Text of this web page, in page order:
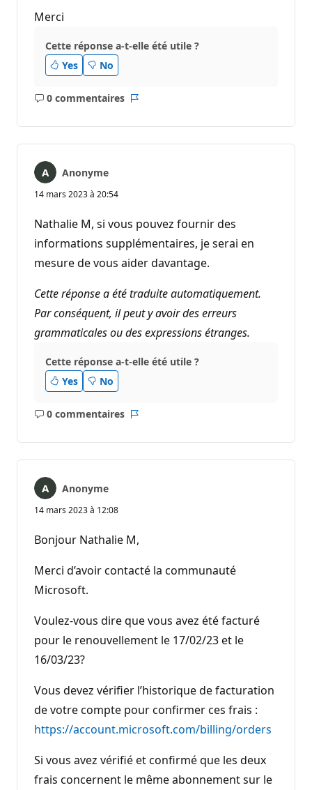
Merci
Cette réponse a-t-elle été utile ?
Yes
No
0 commentaires
Aucun
Anonyme
14 mars 2023 à 20:54
Nathalie M, si vous pouvez fournir des
informations supplémentaires, je serai en
mesure de vous aider davantage.
Cette réponse a été traduite automatiquement.
Par conséquent, il peut y avoir des erreurs
grammaticales ou des expressions étranges.
Cette réponse a-t-elle été utile ?
Yes
No
0 commentaires
Aucun
Anonyme
14 mars 2023 à 12:08
Bonjour Nathalie M,
Merci d’avoir contacté la communauté
Microsoft.
Voulez-vous dire que vous avez été facturé
pour le renouvellement le 17/02/23 et le
16/03/23?
Vous devez vérifier l’historique de facturation
de votre compte pour confirmer ces frais :
https://account.microsoft.com/billing/orders
Si vous avez vérifié et confirmé que les deux
frais concernent le même abonnement sur le